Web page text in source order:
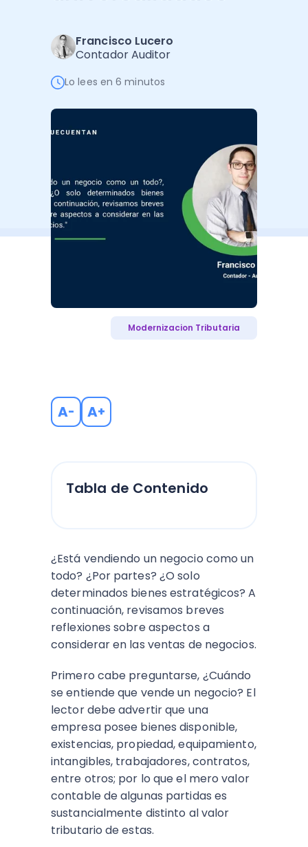
Administración Empresarial
Software Factura y Administración
Autores
Francisco Lucero
Contador Auditor
Lo lees en 6 minutos
Modernizacion Tributaria
A- A+
Tabla de Contenido
¿Está vendiendo un negocio como un
todo? ¿Por partes? ¿O solo
determinados bienes estratégicos? A
continuación, revisamos breves
reflexiones sobre aspectos a
considerar en las ventas de negocios.
Primero cabe preguntarse, ¿Cuándo
se entiende que vende un negocio? El
lector debe advertir que una
empresa posee bienes disponible,
existencias, propiedad, equipamiento,
intangibles, trabajadores, contratos,
entre otros; por lo que el mero valor
contable de algunas partidas es
sustancialmente distinto al valor
tributario de estas.